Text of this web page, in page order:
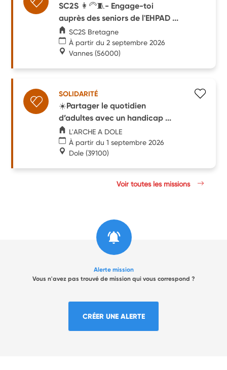
SC2S 👩‍🦳🧵- Engage-toi
auprès des seniors de l'EHPAD ...
SC2S Bretagne
À partir du 2 septembre 2026
Vannes (56000)
SOLIDARITÉ
☀️Partager le quotidien
d’adultes avec un handicap ...
L'ARCHE A DOLE
À partir du 1 septembre 2026
Dole (39100)
Voir toutes les missions
Alerte mission
Vous n'avez pas trouvé de mission qui vous correspond ?
CRÉER UNE ALERTE